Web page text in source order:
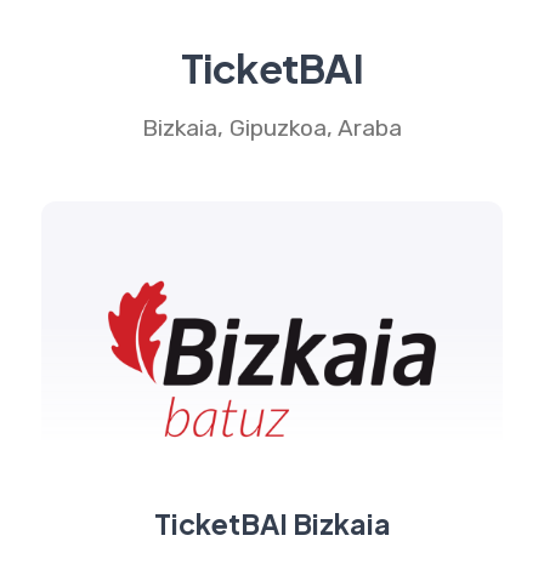
TicketBAI
Bizkaia, Gipuzkoa, Araba
TicketBAI Bizkaia